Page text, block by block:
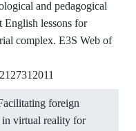
and pedagogical
English lessons for
complex. E3S Web of
foreign
in virtual reality for